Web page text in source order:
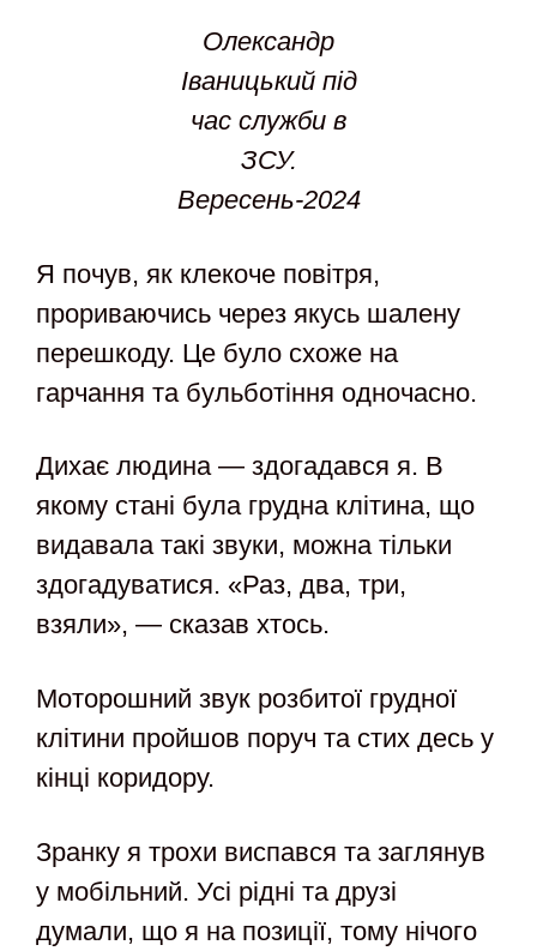
Олександр
Іваницький під
час служби в
ЗСУ.
Вересень-2024
Я почув, як клекоче повітря,
прориваючись через якусь шалену
перешкоду. Це було схоже на
гарчання та бульботіння одночасно.
Дихає людина — здогадався я. В
якому стані була грудна клітина, що
видавала такі звуки, можна тільки
здогадуватися. «Раз, два, три,
взяли», — сказав хтось.
Моторошний звук розбитої грудної
клітини пройшов поруч та стих десь у
кінці коридору.
Зранку я трохи виспався та заглянув
у мобільний. Усі рідні та друзі
думали, що я на позиції, тому нічого